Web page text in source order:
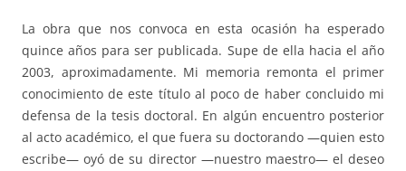
La obra que nos convoca en esta ocasión ha esperado
quince años para ser publicada. Supe de ella hacia el año
2003, aproximadamente. Mi memoria remonta el primer
conocimiento de este título al poco de haber concluido mi
defensa de la tesis doctoral. En algún encuentro posterior
al acto académico, el que fuera su doctorando —quien esto
escribe— oyó de su director —nuestro maestro— el deseo